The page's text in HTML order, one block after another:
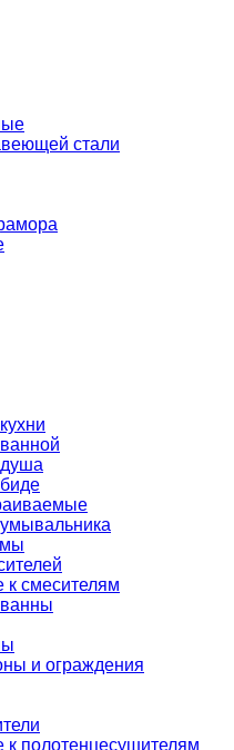
стали
смесителям
и ограждения
полотенцесушителям